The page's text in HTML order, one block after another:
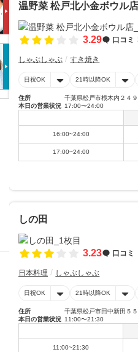
温野菜 松戸北小金ボウル店
3.29 口コミ
しゃぶしゃぶ すき焼き
日祝OK 21時以降OK
住所
千葉県松戸市根木内２４９
本日の営業状況 17:00〜24:00
16:00~24:00
17:00~24:00
しの田
3.23 口コミ
日本料理 しゃぶしゃぶ
日祝OK 21時以降OK
住所
千葉県松戸市田中新田５５
本日の営業状況 11:00〜21:30
11:00~21:30